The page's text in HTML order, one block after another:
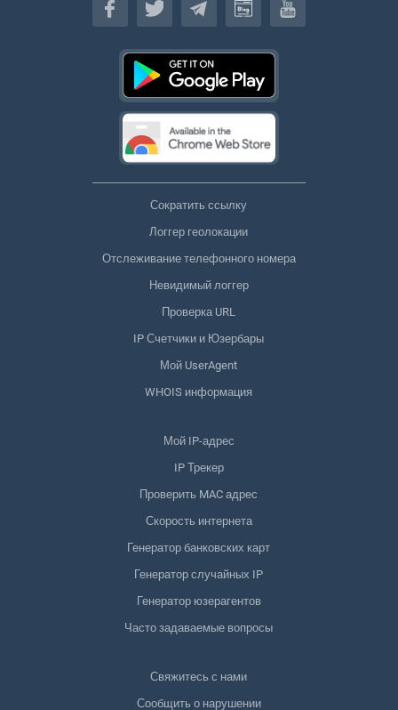
Сократить ссылку
Логгер геолокации
Отслеживание телефонного номера
Невидимый логгер
Проверка URL
IP Счетчики и Юзербары
Мой UserAgent
WHOIS информация
Мой IP-адрес
IP Трекер
Проверить MAC адрес
Скорость интернета
Генератор банковских карт
Генератор случайных IP
Генератор юзерагентов
Часто задаваемые вопросы
Свяжитесь с нами
Сообщить о нарушении